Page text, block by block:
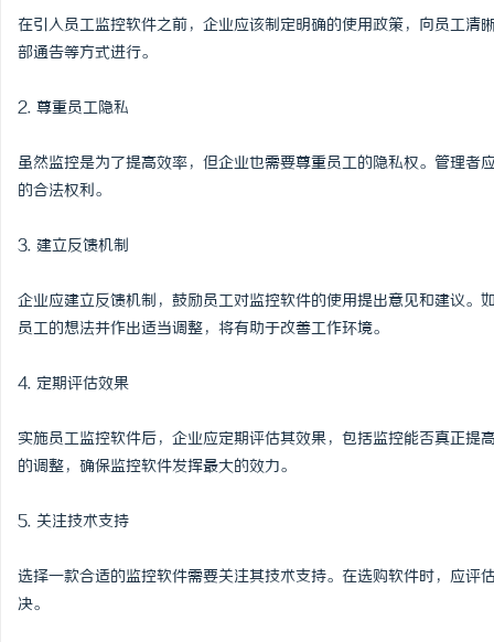
在引入员工监控软件之前，企业应该制定明确的使用政策，向员工
部通告等方式进行。
2. 尊重员工隐私
虽然监控是为了提高效率，但企业也需要尊重员工的隐私权。管理
的合法权利。
3. 建立反馈机制
企业应建立反馈机制，鼓励员工对监控软件的使用提出意见和建议
员工的想法并作出适当调整，将有助于改善工作环境。
4. 定期评估效果
实施员工监控软件后，企业应定期评估其效果，包括监控能否真正
的调整，确保监控软件发挥最大的效力。
5. 关注技术支持
选择一款合适的监控软件需要关注其技术支持。在选购软件时，应
决。